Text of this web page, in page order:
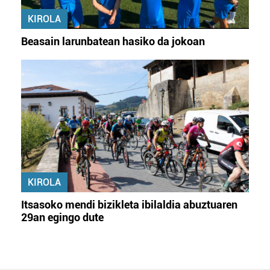
KIROLA
Beasain larunbatean hasiko da jokoan
KIROLA
Itsasoko mendi bizikleta ibilaldia abuztuaren
29an egingo dute